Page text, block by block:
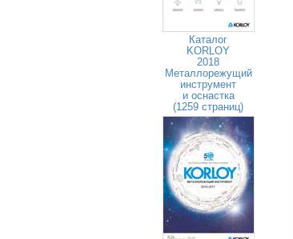
Каталог
KORLOY
2018
Металлорежущий
инструмент
и оснастка
(1259 страниц)